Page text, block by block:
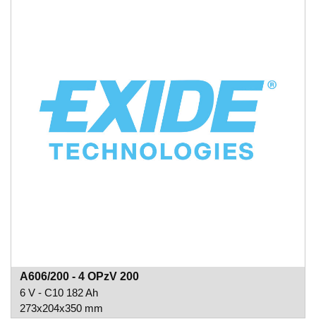
A606/200 - 4 OPzV 200
6 V - C10 182 Ah
273x204x350 mm